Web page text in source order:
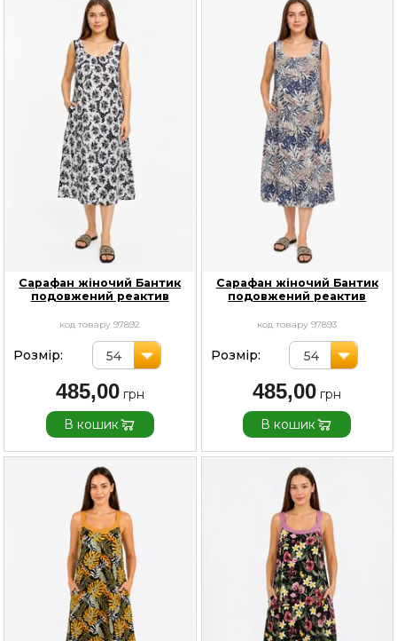
Сарафан жіночий Бантик
подовжений реактив
код товару 97892
Розмір: 54
485,00
В кошик
Сарафан жіночий Бантик
подовжений реактив
код товару 97893
Розмір: 54
485,00
В кошик